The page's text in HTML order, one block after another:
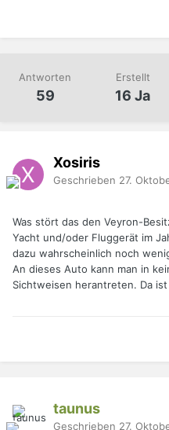
Antworten
59
Erstellt
16 Ja
Xosiris
Geschrieben 27.
Was stört das den Veyron-
Yacht und/oder Fluggerät im
dazu wahrscheinlich noch
An dieses Auto kann man in
Sichtweisen herantreten. Da
taunus
Geschrieben 27.